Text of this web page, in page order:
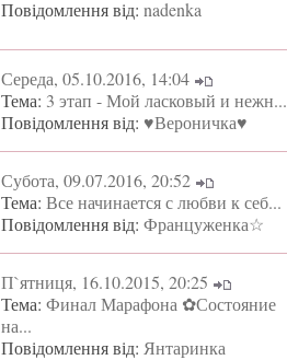
Повідомлення від: nadenka
Середа, 05.10.2016, 14:04
Тема: 3 этап - Мой ласковый и нежн...
Повідомлення від: ♥Вероничка♥
Субота, 09.07.2016, 20:52
Тема: Все начинается с любви к себ...
Повідомлення від: Француженка☆
П`ятниця, 16.10.2015, 20:25
Тема: Финал Марафона ✿Состояние
на...
Повідомлення від: Янтаринка